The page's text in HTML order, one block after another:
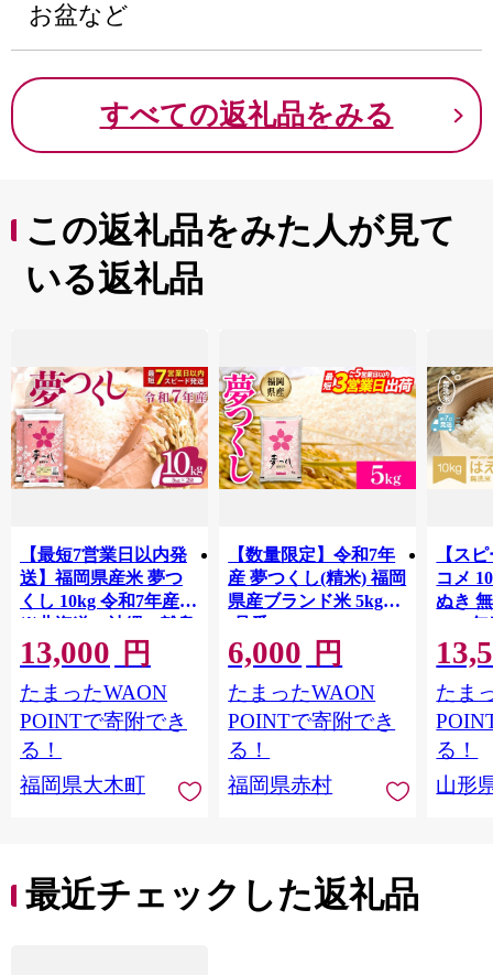
お盆など
すべての返礼品をみる
この返礼品をみた人が見て
いる返礼品
【最短7営業日以内発
送】福岡県産米 夢つ
くし 10kg 令和7年産
※北海道・沖縄・離島
は配送不可 |【精米 単
一米 単一原料米 7年産
国産 お米 ブランド米
5kg × 2 ゆめつくし】
CY009_01
13,000 円
たまったWAON
POINTで寄附でき
る！
福岡県大木町
【数量限定】令和7年
産 夢つくし(精米) 福岡
県産ブランド米 5kg
(品番:3X10R7)
6,000 円
たまったWAON
POINTで寄附でき
る！
福岡県赤村
【ス
コメ
ぬき
2025
たま
る！
山形
最近チェックした返礼品